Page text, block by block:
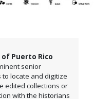
Puerto Rico
senior
to locate and digitize
edited collections or
with the historians